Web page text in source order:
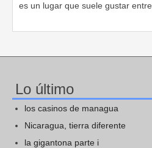
es un lugar que suele gustar
Lo último
los casinos de managua
Nicaragua, tierra diferente
la gigantona parte i